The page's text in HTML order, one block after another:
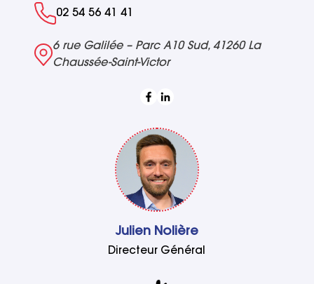
02 54 56 41 41
6 rue Galilée – Parc A10 Sud, 41260 La
Chaussée-Saint-Victor
Julien Nolière
Directeur Général